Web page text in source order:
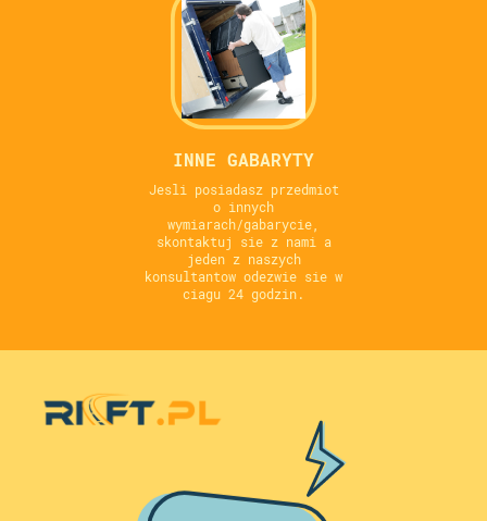
INNE GABARYTY
Jesli posiadasz przedmiot
o innych
wymiarach/gabarycie,
skontaktuj sie z nami a
jeden z naszych
konsultantow odezwie sie w
ciagu 24 godzin.